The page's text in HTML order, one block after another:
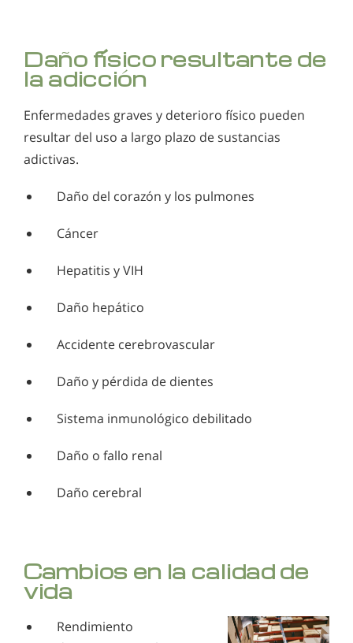
Daño físico resultante de
la adicción
Enfermedades graves y deterioro físico pueden
resultar del uso a largo plazo de sustancias
adictivas.
Daño del corazón y los pulmones
Cáncer
Hepatitis y VIH
Daño hepático
Accidente cerebrovascular
Daño y pérdida de dientes
Sistema inmunológico debilitado
Daño o fallo renal
Daño cerebral
Cambios en la calidad de
vida
Rendimiento